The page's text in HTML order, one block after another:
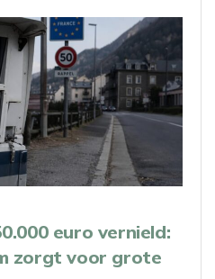
euro vernield:
zorgt voor grote